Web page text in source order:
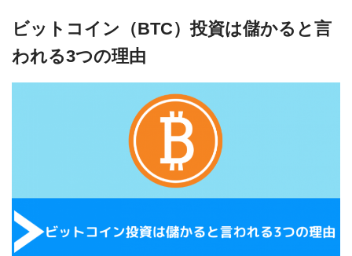
ビットコイン（BTC）投資は儲かると言
われる3つの理由